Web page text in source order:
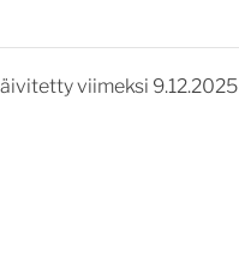
viimeksi 9.12.2025